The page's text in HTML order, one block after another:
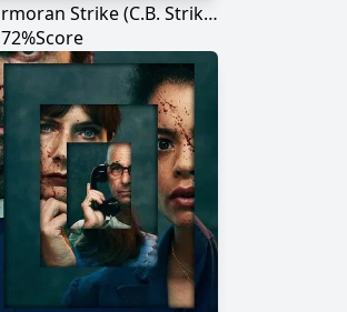
Cormoran Strike (C.B. Strike)
72%Score